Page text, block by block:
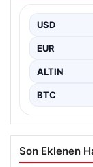
fiyatları
USD
EUR
ALTIN
BTC
Son Eklenen